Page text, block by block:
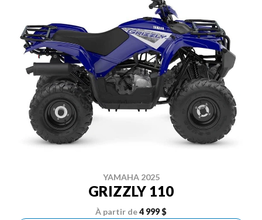
YAMAHA 2025
GRIZZLY 110
À partir de4 999 $